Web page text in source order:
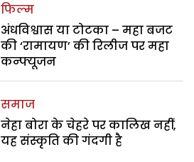
फिल्म
अंधविश्वास या टोटका – महा बजट
की ‘रामायण’ की रिलीज पर महा
कन्फ्यूजन
समाज
नेहा बोरा के चेहरे पर कालिख नहीं,
यह संस्कृति की गंदगी है